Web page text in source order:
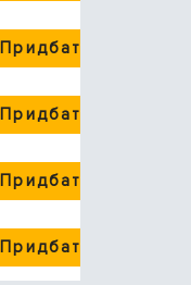
Придбати
Придбати
Придбати
Придбати